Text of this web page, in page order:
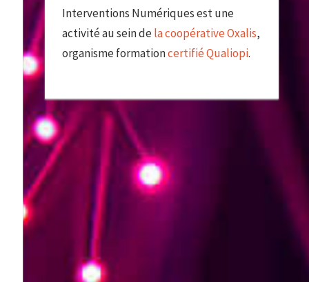
Interventions Numériques est une
activité au sein dela coopérative Oxalis,
organisme formationcertifié Qualiopi.